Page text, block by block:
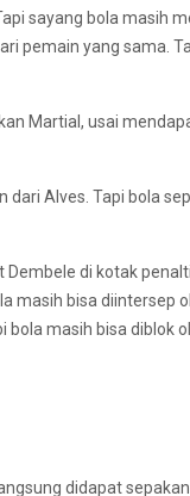
sayang bola masih
pemain yang sama.
Martial, usai
Alves. Tapi bola
di kotak
masih bisa diintersep
masih bisa diblok
didapat